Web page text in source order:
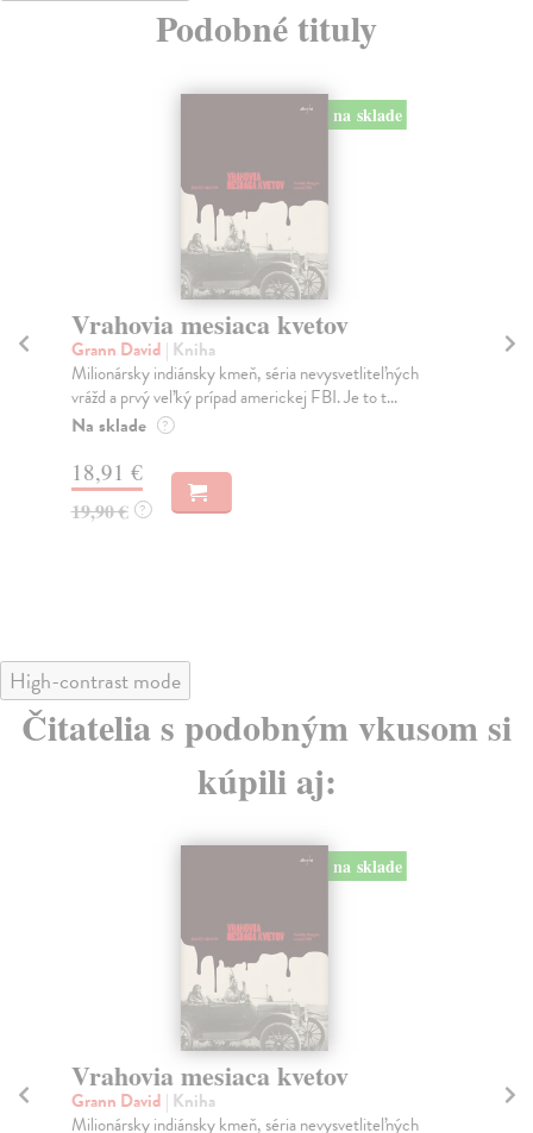
Podobné tituly
na sklade
Vrahovia mesiaca kvetov
Grann David | Kniha
Milionársky indiánsky kmeň, séria nevysvetliteľných
vrážd a prvý veľký prípad americkej FBI. Je to t...
Na sklade ?
18,91 €
19,90 € ?
High-contrast mode
Čitatelia s podobným vkusom si
kúpili aj:
na sklade
Vrahovia mesiaca kvetov
Grann David | Kniha
Milionársky indiánsky kmeň, séria nevysvetliteľných